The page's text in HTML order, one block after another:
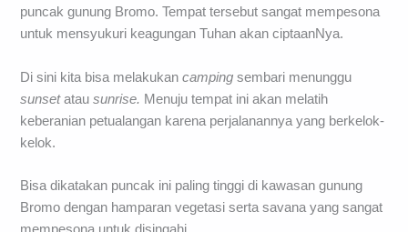
puncak gunung Bromo. Tempat tersebut sangat mempesona
untuk mensyukuri keagungan Tuhan akan ciptaanNya.
Di sini kita bisa melakukancamping sembari menunggu
sunsetatausunrise. Menuju tempat ini akan melatih
keberanian petualangan karena perjalanannya yang berkelok-
kelok.
Bisa dikatakan puncak ini paling tinggi di kawasan gunung
Bromo dengan hamparan vegetasi serta savana yang sangat